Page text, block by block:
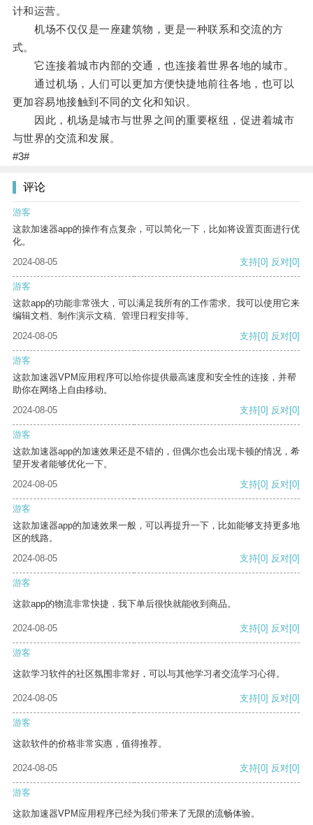
计和运营。
机场不仅仅是一座建筑物，更是一种联系和交流的方
式。
它连接着城市内部的交通，也连接着世界各地的城市。
通过机场，人们可以更加方便快捷地前往各地，也可以
更加容易地接触到不同的文化和知识。
因此，机场是城市与世界之间的重要枢纽，促进着城市
与世界的交流和发展。
#3#
评论
游客
这款加速器app的操作有点复杂，可以简化一下，比如将设置页面进行优
化。
2024-08-05
支持[0] 反对[0]
游客
这款app的功能非常强大，可以满足我所有的工作需求。我可以使用它来
编辑文档、制作演示文稿、管理日程安排等。
2024-08-05
支持[0] 反对[0]
游客
这款加速器VPM应用程序可以给你提供最高速度和安全性的连接，并帮
助你在网络上自由移动。
2024-08-05
支持[0] 反对[0]
游客
这款加速器app的加速效果还是不错的，但偶尔也会出现卡顿的情况，希
望开发者能够优化一下。
2024-08-05
支持[0] 反对[0]
游客
这款加速器app的加速效果一般，可以再提升一下，比如能够支持更多地
区的线路。
2024-08-05
支持[0] 反对[0]
游客
这款app的物流非常快捷，我下单后很快就能收到商品。
2024-08-05 支持[0] 反对[0]
游客
这款学习软件的社区氛围非常好，可以与其他学习者交流学习心得。
2024-08-05 支持[0] 反对[0]
游客
这款软件的价格非常实惠，值得推荐。
2024-08-05 支持[0] 反对[0]
游客
这款加速器VPM应用程序已经为我们带来了无限的流畅体验。